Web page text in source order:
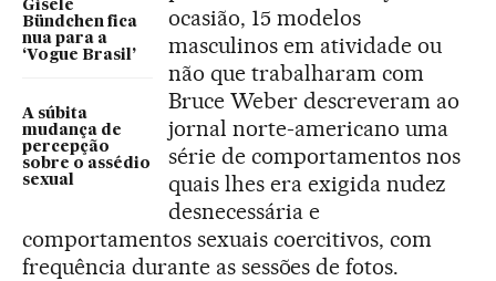
Gisele
Bündchen fica
nua para a
‘Vogue Brasil’
A súbita
mudança de
percepção
sobre o assédio
sexual
ocasião, 15 modelos
masculinos em atividade ou
não que trabalharam com
Bruce Weber descreveram ao
jornal norte-americano uma
série de comportamentos nos
quais lhes era exigida nudez
desnecessária e
comportamentos sexuais coercitivos, com
frequência durante as sessões de fotos.